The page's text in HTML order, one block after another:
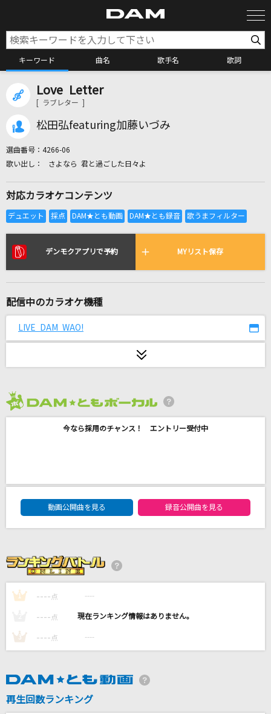
キーワード 曲名 歌手名 歌詞
カラオケ店舗検索
全国りれき
リアルタイムで歌われている曲の一覧
らしさ
あなただけ見つめてる
AIR MAIL from NAGASAKI
[生音]Tomorrow never knows
杜このみ
エロ
クリープハイプ
世界が終るまでは…
玉置浩二
Love Letter
[ ラブレター ]
松田弘featuring加藤いづみ
選曲番号： 4266-06
さよなら 君と過ごした日々よ
対応カラオケコンテンツ
デンモクアプリで予約 MYリスト保存
配信中のカラオケ機種
LIVE DAM WAO!
今なら採用のチャンス！ エントリー受付中
DAM★ともボーカルエントリーランキング
動画公開曲を見る
録音公開曲を見る
1 ---- 点 ----
---- 点 ----
3 ---- 点 ----
再生回数ランキング